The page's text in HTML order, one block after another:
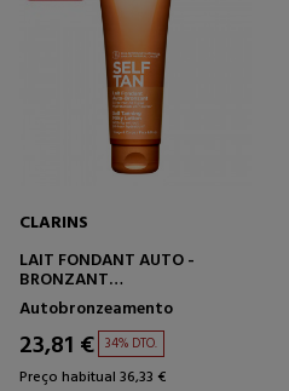
CLARINS
LAIT FONDANT AUTO -
BRONZANT
LEITE SOLAR
AUTOBRONZEADOR
Autobronzeamento
23,81 € 34% DTO.
Preço habitual 36,33 €